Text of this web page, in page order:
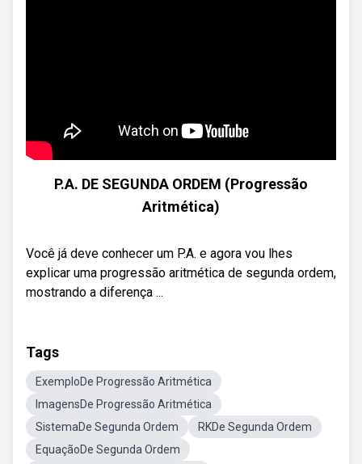
P.A. DE SEGUNDA ORDEM (Progressão
Aritmética)
Você já deve conhecer um P.A. e agora vou lhes
explicar uma progressão aritmética de segunda ordem,
mostrando a diferença ...
Tags
ExemploDe Progressão Aritmética
ImagensDe Progressão Aritmética
SistemaDe Segunda Ordem
RKDe Segunda Ordem
EquaçãoDe Segunda Ordem